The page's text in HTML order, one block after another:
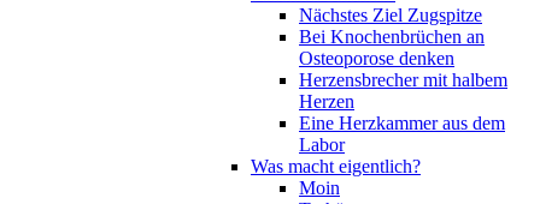
Nächstes Ziel Zugspitze
Bei Knochenbrüchen an
Osteoporose denken
Herzensbrecher mit halbem
Herzen
Eine Herzkammer aus dem
Labor
Was macht eigentlich?
Moin